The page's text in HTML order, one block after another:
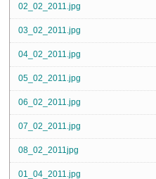
02_02_2011.jpg
03_02_2011.jpg
04_02_2011.jpg
05_02_2011.jpg
06_02_2011.jpg
07_02_2011.jpg
08_02_2011jpg
01_04_2011.jpg